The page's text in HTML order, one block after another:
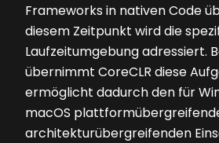
Frameworks in nativen Code
diesem Zeitpunkt wird die
Laufzeitumgebung adressiert.
übernimmt CoreCLR diese
ermöglicht dadurch den für
macOS
architekturübergreifenden